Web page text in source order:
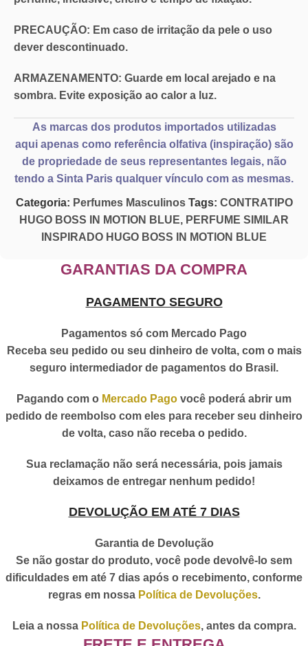
PRECAUÇÃO: Em caso de irritação da pele o uso
dever descontinuado.
ARMAZENAMENTO: Guarde em local arejado e na
sombra. Evite exposição ao calor a luz.
As marcas dos produtos importados utilizadas
aqui apenas como referência olfativa(inspiração) são
de propriedade de seus representantes legais, não
tendo a Sinta Paris qualquer vínculo com as mesmas.
Categoria: Perfumes Masculinos Tags: CONTRATIPO
HUGO BOSS IN MOTION BLUE, PERFUME SIMILAR
INSPIRADO HUGO BOSS IN MOTION BLUE
GARANTIAS DA COMPRA
PAGAMENTO SEGURO
Pagamentos só com Mercado Pago
Receba seu pedido ou seu dinheiro de volta, com o mais
seguro intermediador de pagamentos do Brasil.
Pagando com o Mercado Pago você poderá abrir um
pedido de reembolso com eles para receber seu dinheiro
de volta, caso não receba o pedido.
Sua reclamação não será necessária, pois jamais
deixamos de entregar nenhum pedido!
DEVOLUÇÃO EM ATÉ 7 DIAS
Garantia de Devolução
Se não gostar do produto, você pode devolvê-lo sem
dificuldades em até 7 dias após o recebimento, conforme
regras em nossa Política de Devoluções.
Leia a nossa Política de Devoluções, antes da compra.